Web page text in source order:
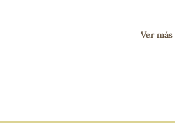
Ver más